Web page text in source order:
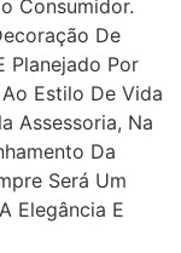
Consumidor.
De
Planejado Por
Estilo De Vida
Assessoria, Na
Da
Será Um
Elegância E